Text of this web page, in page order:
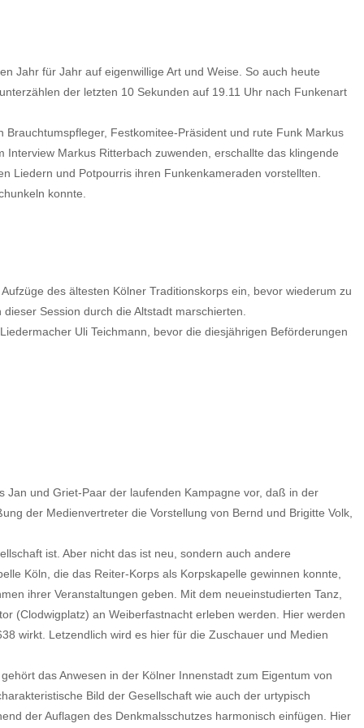
Jahr für Jahr auf eigenwillige Art und Weise. So auch heute
der letzten 10 Sekunden auf 19.11 Uhr nach Funkenart
Festkomitee-Präsident und rute Funk Markus
Interview Markus Ritterbach zuwenden, erschallte das klingende
Liedern und Potpourris ihren Funkenkameraden vorstellten.
konnte.
des ältesten Kölner Traditionskorps ein, bevor wiederum zu
Session durch die Altstadt marschierten.
Uli Teichmann, bevor die diesjährigen Beförderungen
Jan und Griet-Paar der laufenden Kampagne vor, daß in der
der Medienvertreter die Vorstellung von Bernd und Brigitte Volk,
ist. Aber nicht das ist neu, sondern auch andere
Köln, die das Reiter-Korps als Korpskapelle gewinnen konnte,
ihrer Veranstaltungen geben. Mit dem neueinstudierten Tanz,
(Clodwigplatz) an Weiberfastnacht erleben werden. Hier werden
wirkt. Letzendlich wird es hier für die Zuschauer und Medien
das Anwesen in der Kölner Innenstadt zum Eigentum von
Bild der Gesellschaft wie auch der urtypisch
der Auflagen des Denkmalsschutzes harmonisch einfügen. Hier